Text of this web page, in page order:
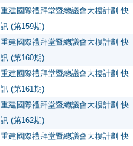
重建國際禮拜堂暨總議會大樓計劃 快
訊 (第159期)
重建國際禮拜堂暨總議會大樓計劃 快
訊 (第160期)
重建國際禮拜堂暨總議會大樓計劃 快
訊 (第161期)
重建國際禮拜堂暨總議會大樓計劃 快
訊 (第162期)
重建國際禮拜堂暨總議會大樓計劃 快